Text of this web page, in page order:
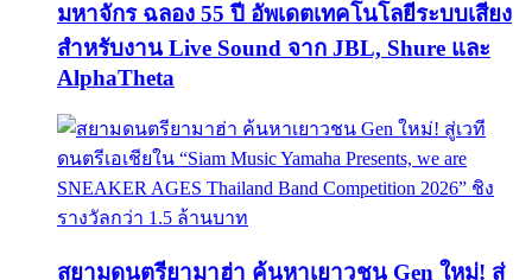
มหาจักร ฉลอง 55 ปี อัพเดตเทคโนโลยีระบบเสียง
สำหรับงาน Live Sound จาก JBL, Shure และ
AlphaTheta
สยามดนตรียามาฮ่า ค้นหาเยาวชน Gen ใหม่! สู่